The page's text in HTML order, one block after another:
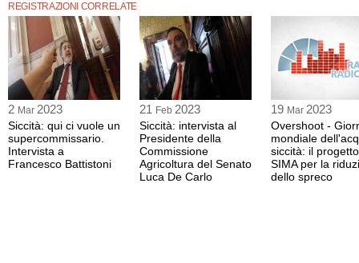
Ricerca, Tecnologia, Territorio, Utilitalia.
La registrazione video di questo convegno ha una durata di 3 ore e 16 minuti.
Questo contenuto è disponibile anche nella sola versione audio.
REGISTRAZIONI CORRELATE
2 Mar 2023
Siccità: qui ci vuole un
supercommissario.
Intervista a
Francesco Battistoni
21 Feb 2023
Siccità: intervista al
Presidente della
Commissione
Agricoltura del Senato
Luca De Carlo
19 Mar 2023
Overshoot -
mondiale
siccità: il
SIMA per la
dello spreco